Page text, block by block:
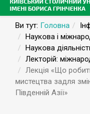
Ви тут: Головна
Наукова і
Наукова
Лекторій:
Лекція «Що
мистецтва задля
Південній Азії»